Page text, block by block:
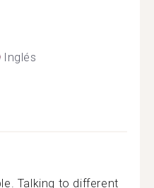
Inglés
Talking to different